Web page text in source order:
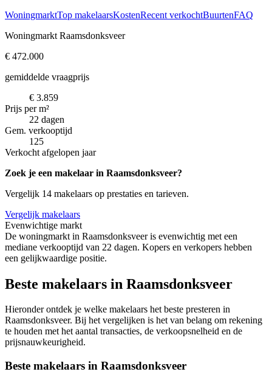
WoningmarktTop makelaarsKostenRecent verkochtBuurtenFAQ
Woningmarkt Raamsdonksveer
€ 472.000
gemiddelde vraagprijs
€ 3.859
Prijs per m²
22 dagen
Gem. verkooptijd
125
Verkocht afgelopen jaar
Zoek je een makelaar in Raamsdonksveer?
Vergelijk 14 makelaars op prestaties en tarieven.
Vergelijk makelaars
Evenwichtige markt
De woningmarkt in Raamsdonksveer is evenwichtig met een
mediane verkooptijd van 22 dagen. Kopers en verkopers hebben
een gelijkwaardige positie.
Beste makelaars in Raamsdonksveer
Hieronder ontdek je welke makelaars het beste presteren in
Raamsdonksveer. Bij het vergelijken is het van belang om rekening
te houden met het aantal transacties, de verkoopsnelheid en de
prijsnauwkeurigheid.
Beste makelaars in Raamsdonksveer